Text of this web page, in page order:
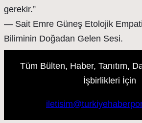
gerekir.”
— Sait Emre Güneş Etolojik
Biliminin Doğadan Gelen Sesi.
Tüm Bülten, Haber, Tanıtım,
İşbirlikleri İçin